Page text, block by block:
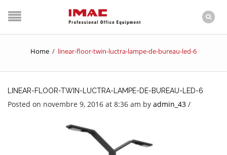
Home / linear-floor-twin-luctra-lampe-de-bureau-led-6
LINEAR-FLOOR-TWIN-LUCTRA-LAMPE-DE-BUREAU-LED-6
Posted on novembre 9, 2016 at 8:36 am by admin_43 /